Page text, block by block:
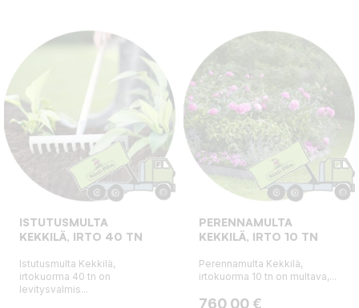
ISTUTUSMULTA
KEKKILÄ, IRTO 40 TN
Istutusmulta Kekkilä,
irtokuorma 40 tn on
levitysvalmis...
PERENNAMULTA
KEKKILÄ, IRTO 10 TN
Perennamulta Kekkilä,
irtokuorma 10 tn on multava,...
Hinta
760,00 €